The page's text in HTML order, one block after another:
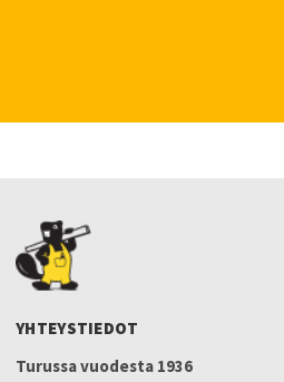
YHTEYSTIEDOT
Turussa vuodesta 1936